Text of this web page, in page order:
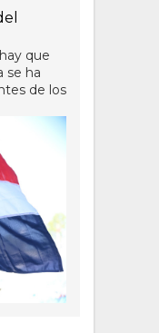
que
se ha
de los